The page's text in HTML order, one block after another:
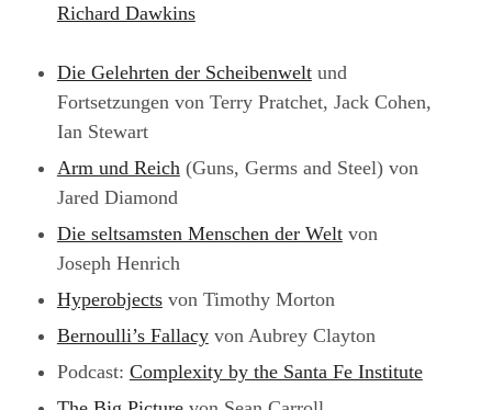
Richard Dawkins
Die Gelehrten der Scheibenweltund
Fortsetzungen von Terry Pratchet, Jack Cohen,
Ian Stewart
Arm und Reich(Guns, Germs and Steel) von
Jared Diamond
Die seltsamsten Menschen der Weltvon
Joseph Henrich
Hyperobjectsvon Timothy Morton
Bernoulli’s Fallacyvon Aubrey Clayton
Podcast: Complexity by the Santa Fe Institute